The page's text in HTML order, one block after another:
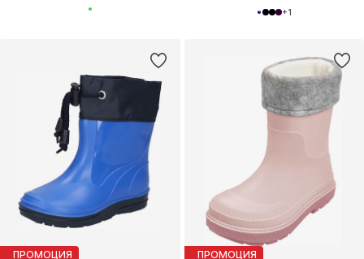
+1
ПРОМОЦИЯ ПРОМОЦИЯ